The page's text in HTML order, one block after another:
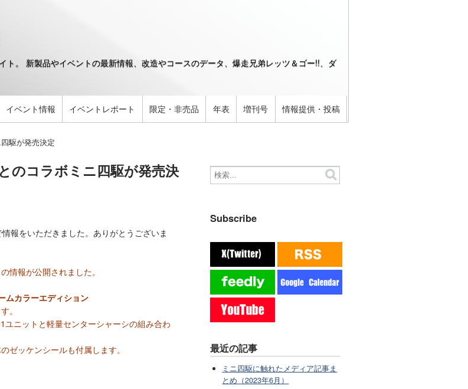
ト。 新製品やイベントの最新情報、改造やコースのデータ、爆走兄弟レッツ＆ゴー!!、ダ
イベント情報 イベントレポート 限定・非売品 年表 増刊号 情報提供・投稿
駆が発売決定
のコラボミニ四駆が発売決
報をいただきました。ありがとうございま
情報が公開されました。
ムカラーエディション
。
ユニットと軽量センターシャーシの組み合わ
ゼッケンシールも付属します。
Subscribe
最近の記事
ミニ四駆に触れたメディア記事ま
とめ（2023年6月）